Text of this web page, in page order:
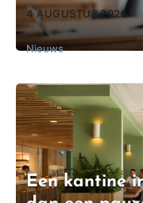
4 AUGUSTUS 2026
Nieuws
Een kantine